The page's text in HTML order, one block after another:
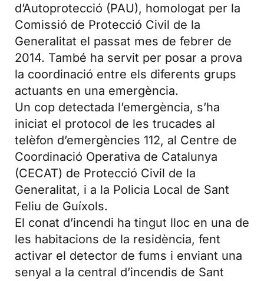
d’Autoprotecció (PAU), homologat per la
Comissió de Protecció Civil de la
Generalitat el passat mes de febrer de
2014. També ha servit per posar a prova
la coordinació entre els diferents grups
actuants en una emergència.
Un cop detectada l’emergència, s’ha
iniciat el protocol de les trucades al
telèfon d’emergències 112, al Centre de
Coordinació Operativa de Catalunya
(CECAT) de Protecció Civil de la
Generalitat, i a la Policia Local de Sant
Feliu de Guíxols.
El conat d’incendi ha tingut lloc en una de
les habitacions de la residència, fent
activar el detector de fums i enviant una
senyal a la central d’incendis de Sant